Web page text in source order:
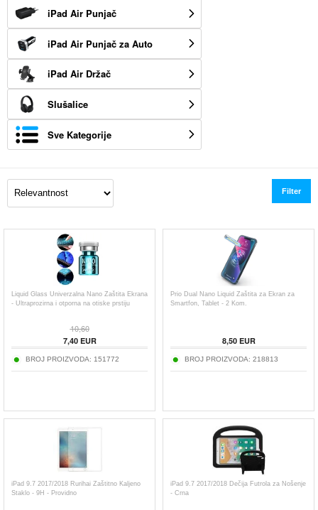
iPad Air Punjač
iPad Air Punjač za Auto
iPad Air Držač
Slušalice
Sve Kategorije
Filter
Liquid Glass Univerzalna Nano Zaštita Ekrana
- Ultraprozirna i otporna na otiske prstiju
10,60
7,40EUR
BROJ PROIZVODA: 151772
Prio Dual Nano Liquid Zaštita za Ekran za
Smartfon, Tablet - 2 Kom.
8,50EUR
BROJ PROIZVODA: 218813
iPad 9.7 2017/2018 Rurihai Zaštitno Kaljeno
Staklo - 9H - Providno
iPad 9.7 2017/2018 Dečija Futrola za Nošenje
- Crna